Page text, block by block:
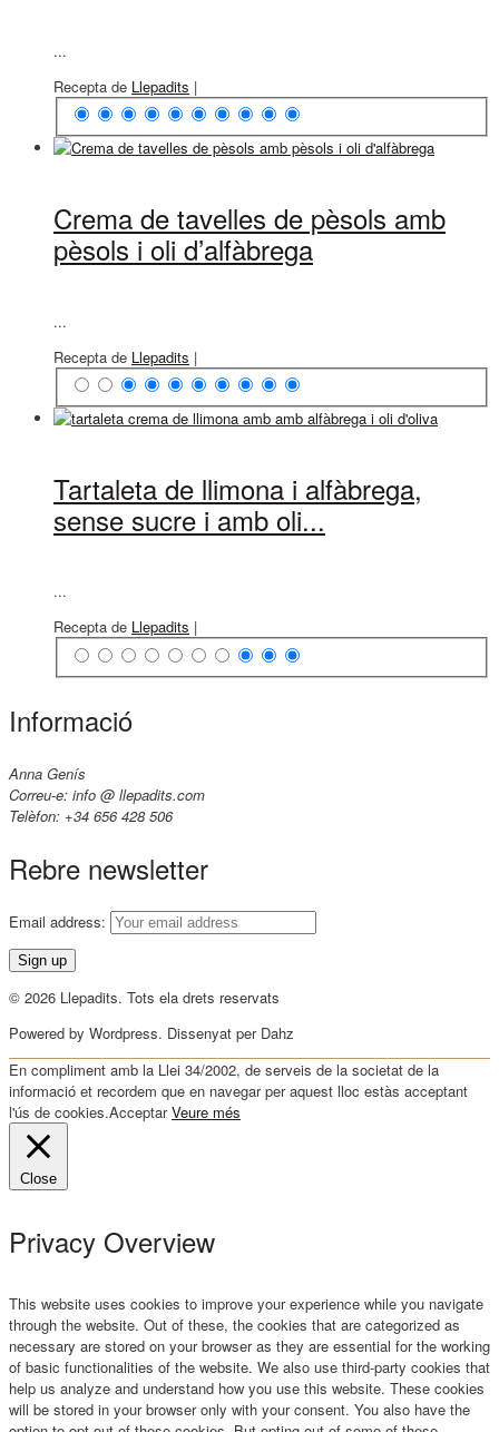
...
Recepta de Llepadits |
Crema de tavelles de pèsols amb
pèsols i oli d’alfàbrega
...
Recepta de Llepadits |
Tartaleta de llimona i alfàbrega,
sense sucre i amb oli...
...
Recepta de Llepadits |
Informació
Anna Genís
Correu-e: info @ llepadits.com
Telèfon: +34 656 428 506
Rebre newsletter
Email address:
© 2026 Llepadits. Tots ela drets reservats
Powered by Wordpress. Dissenyat per Dahz
En compliment amb la Llei 34/2002, de serveis de la societat de la
informació et recordem que en navegar per aquest lloc estàs acceptant
l'ús de cookies.Acceptar Veure més
Close
Privacy Overview
This website uses cookies to improve your experience while you navigate
through the website. Out of these, the cookies that are categorized as
necessary are stored on your browser as they are essential for the working
of basic functionalities of the website. We also use third-party cookies that
help us analyze and understand how you use this website. These cookies
will be stored in your browser only with your consent. You also have the